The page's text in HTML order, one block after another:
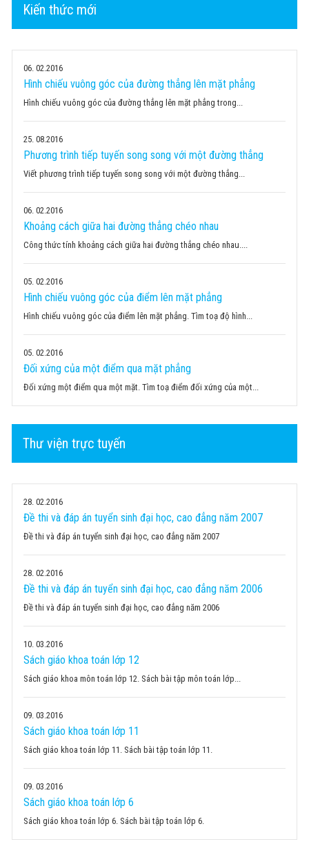
Kiến thức mới
06 02.2016
Hình chiếu vuông góc của đường thẳng lên mặt phẳng
Hình chiếu vuông góc của đường thẳng lên mặt phẳng trong...
25 08.2016
Phương trình tiếp tuyến song song với một đường thẳng
Viết phương trình tiếp tuyến song song với một đường thẳng...
06 02.2016
Khoảng cách giữa hai đường thẳng chéo nhau
Công thức tính khoảng cách giữa hai đường thẳng chéo nhau....
05 02.2016
Hình chiếu vuông góc của điểm lên mặt phẳng
Hình chiếu vuông góc của điểm lên mặt phẳng. Tìm toạ độ hình...
05 02.2016
Đối xứng của một điểm qua mặt phẳng
Đối xứng một điểm qua một mặt. Tìm toạ điểm đối xứng của một...
Thư viện trực tuyến
28 02.2016
Đề thi và đáp án tuyển sinh đại học, cao đẳng năm 2007
Đề thi và đáp án tuyển sinh đại học, cao đẳng năm 2007
28 02.2016
Đề thi và đáp án tuyển sinh đại học, cao đẳng năm 2006
Đề thi và đáp án tuyển sinh đại học, cao đẳng năm 2006
10 03.2016
Sách giáo khoa toán lớp 12
Sách giáo khoa môn toán lớp 12. Sách bài tập môn toán lớp...
09 03.2016
Sách giáo khoa toán lớp 11
Sách giáo khoa toán lớp 11. Sách bài tập toán lớp 11.
09 03.2016
Sách giáo khoa toán lớp 6
Sách giáo khoa toán lớp 6. Sách bài tập toán lớp 6.